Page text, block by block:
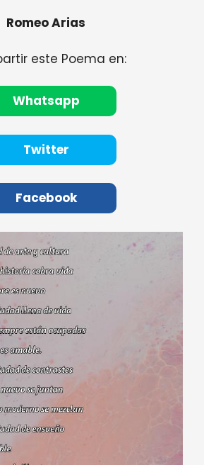
Romeo Arias
este Poema en:
Whatsapp
Twitter
Facebook